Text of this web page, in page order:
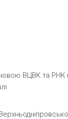
ВЦВК та РНК